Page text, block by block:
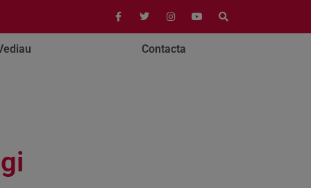
Contacta